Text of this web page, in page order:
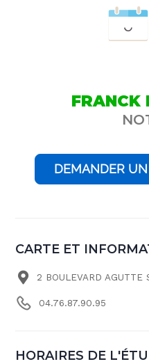
FRANCK
DEMANDER
CARTE ET
2 BOULEVARD
04.76.87.90.95
HORAIRES DE